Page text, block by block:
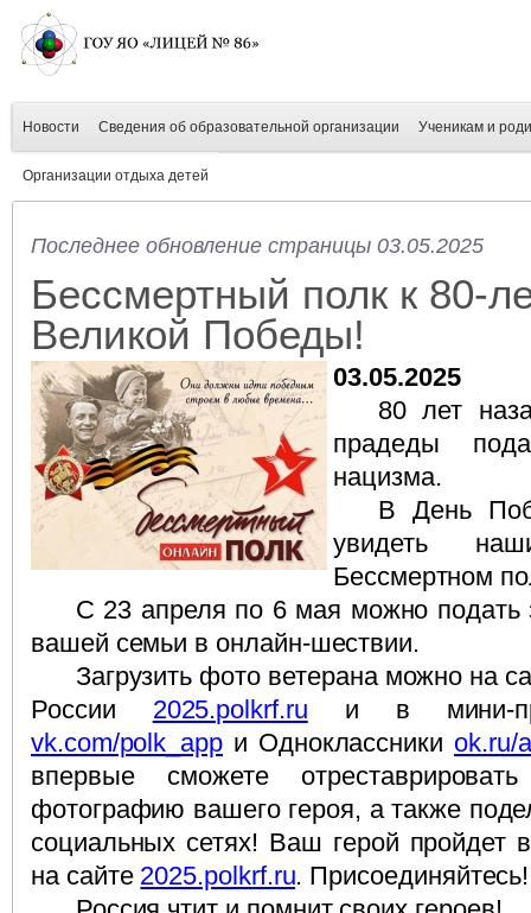
Новости Сведения об образовательной организации Ученикам и
Организации отдыха детей
Последнее обновление страницы 03.05.2025
Бессмертный полк к 80-
Великой Победы!
03.05.2025
80 лет
прадеды
нацизма.
В День
увидеть
Бессмертном
С 23 апреля по 6 мая можно подать
вашей семьи в онлайн-шествии.
Загрузить фото ветерана можно на
России
2025.polkrf.ru и в мини-
vk.com/polk_app и Одноклассники ok.ru/
впервые сможете
фотографию вашего героя, а также
социальных сетях! Ваш герой пройдет
на сайте 2025.polkrf.ru. Присоединяйтесь!